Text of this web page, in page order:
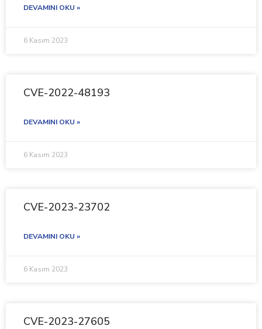
DEVAMINI OKU »
6 Kasım 2023
CVE-2022-48193
DEVAMINI OKU »
6 Kasım 2023
CVE-2023-23702
DEVAMINI OKU »
6 Kasım 2023
CVE-2023-27605